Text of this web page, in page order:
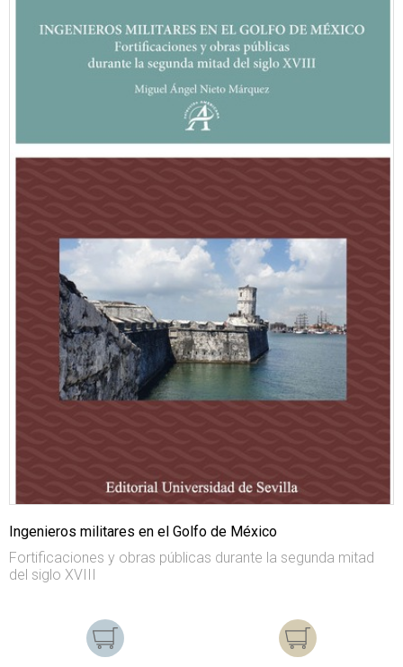
Ingenieros militares en el Golfo de México
Fortificaciones y obras públicas durante la segunda mitad
del siglo XVIII